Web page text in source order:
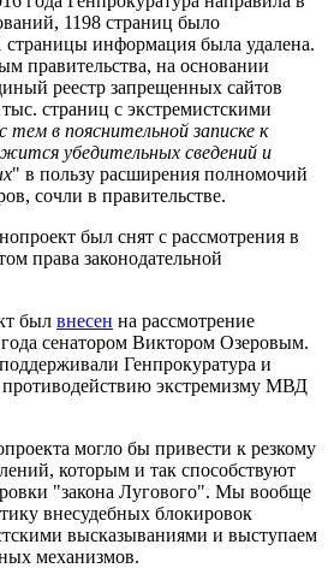
1198 страниц было
страницы информация была удалена.
правительства, на основании
реестр запрещенных сайтов
страниц с экстремистскими
тем в пояснительной записке к
убедительных сведений и
" в пользу расширения полномочий
сочли в правительстве.
был снят с рассмотрения в
права законодательной
был внесен на рассмотрение
сенатором Виктором Озеровым.
Генпрокуратура и
противодействию экстремизму МВД
могло бы привести к резкому
которым и так способствуют
"закона Лугового". Мы вообще
внесудебных блокировок
высказываниями и выступаем
механизмов.